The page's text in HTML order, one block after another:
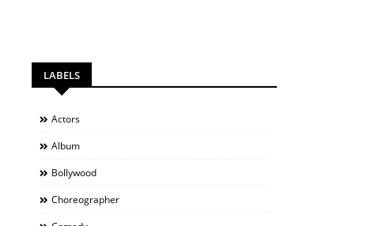
LABELS
Actors
Album
Bollywood
Choreographer